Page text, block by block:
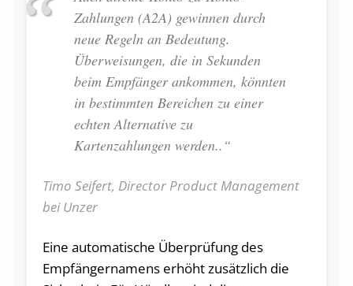
Zahlungen (A2A) gewinnen durch
neue Regeln an Bedeutung.
Überweisungen, die in Sekunden
beim Empfänger ankommen, könnten
in bestimmten Bereichen zu einer
echten Alternative zu
Kartenzahlungen werden..“
Timo Seifert, Director Product Management
bei Unzer
Eine automatische Überprüfung des
Empfängernamens erhöht zusätzlich die